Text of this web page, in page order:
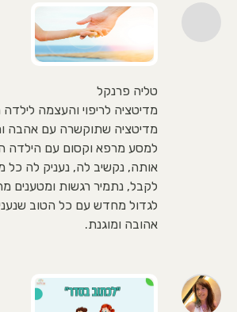
טליה פרנקל
מדיטציה לריפוי והעצמה לילדה
מדיטציה שתוקשרה עם אהבה
למסע מרפא וקסום עם הילדה
אותה, נקשיב לה, נעניק לה כל
לקבל, נתמיר רגשות ומטענים
לגדול מחדש עם כל הטוב
אהובה ומוגנת.